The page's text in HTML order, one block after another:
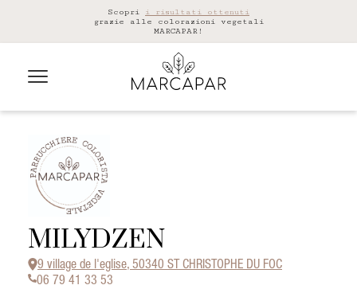
Scopri i risultati ottenuti
grazie alle colorazioni vegetali
MARCAPAR!
MILYDZEN
9 village de l'eglise, 50340 ST CHRISTOPHE DU FOC
06 79 41 33 53